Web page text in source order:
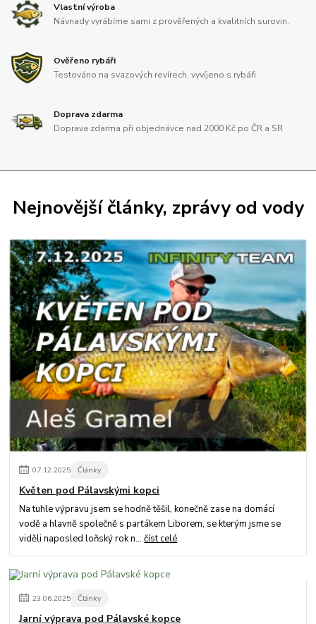
Vlastní výroba
Návnady vyrábíme sami z prověřených a kvalitních surovin.
Ověřeno rybáři
Testováno na svazových revírech, vyvíjeno s rybáři
Doprava zdarma
Doprava zdarma při objednávce nad 2000 Kč po ČR a SR
Nejnovější články, zprávy od vody
07.12.2025 Články
Květen pod Pálavskými kopci
Na tuhle výpravu jsem se hodně těšil, konečně zase na domácí
vodě a hlavně společně s parťákem Liborem, se kterým jsme se
viděli naposled loňský rok n...číst celé
23.06.2025 Články
Jarní výprava pod Pálavské kopce